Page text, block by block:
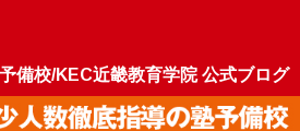
備校/KEC近畿教育学院 公式ブログ